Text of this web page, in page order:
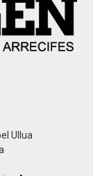
Ullua